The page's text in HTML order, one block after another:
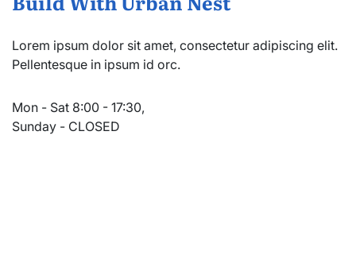
Lorem ipsum dolor sit amet, consectetur adipiscing elit.
Pellentesque in ipsum id orc.
Mon - Sat 8:00 - 17:30,
Sunday - CLOSED